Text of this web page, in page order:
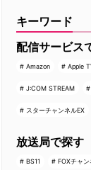
キーワード
配信サービス
Amazon Apple
J:COM STREAM
スターチャンネルEX
放送局で探す
BS11 FOXチャン